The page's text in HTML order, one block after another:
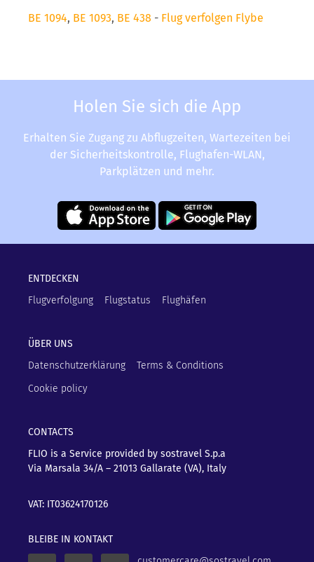
BE 1094, BE 1093, BE 438 - Flug verfolgen Flybe
Holen Sie sich die App
Erhalten Sie Zugang zu Abflugzeiten, Wartezeiten bei
der Sicherheitskontrolle, Flughafen-WLAN,
Parkplätzen und mehr.
ENTDECKEN
Flugverfolgung
Flugstatus Flughäfen
ÜBER UNS
Datenschutzerklärung
Terms & Conditions
Cookie policy
CONTACTS
FLIO is a Service provided by sostravel S.p.a
Via Marsala 34/A – 21013 Gallarate (VA), Italy
VAT: IT03624170126
BLEIBE IN KONTAKT